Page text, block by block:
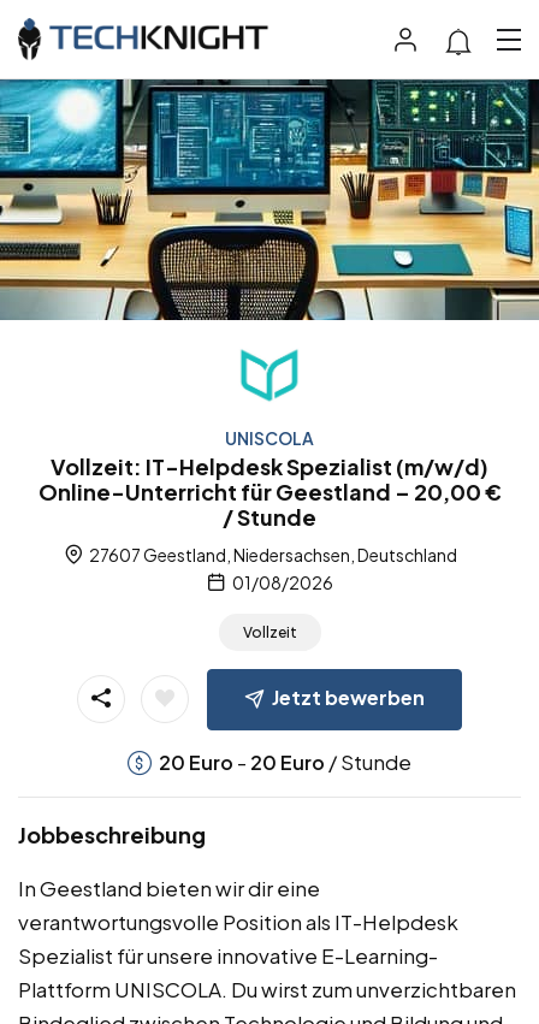
UNISCOLA
Vollzeit: IT-Helpdesk Spezialist (m/w/d)
Online-Unterricht für Geestland – 20,00 €
/ Stunde
27607 Geestland, Niedersachsen, Deutschland
01/08/2026
Vollzeit
Jetzt bewerben
20 Euro - 20 Euro / Stunde
Jobbeschreibung
In Geestland bieten wir dir eine
verantwortungsvolle Position als IT-Helpdesk
Spezialist für unsere innovative E-Learning-
Plattform UNISCOLA. Du wirst zum unverzichtbaren